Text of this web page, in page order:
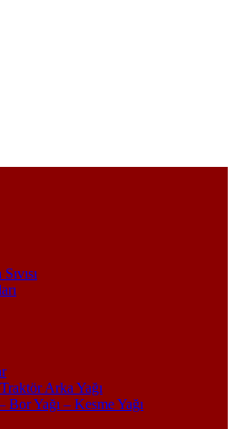
Arka Yağı
Bor Yağı – Kesme Yağı